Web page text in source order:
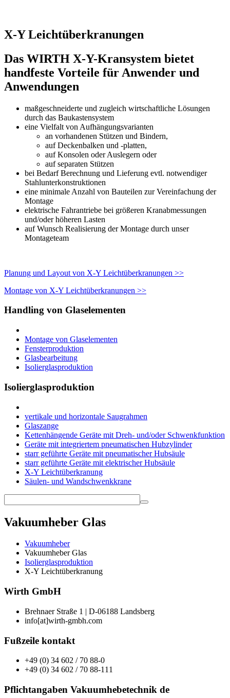
X-Y Leichtüberkranungen
Das WIRTH X-Y-Kransystem bietet
handfeste Vorteile für Anwender und
Anwendungen
maßgeschneiderte und zugleich wirtschaftliche Lösungen
durch das Baukastensystem
eine Vielfalt von Aufhängungsvarianten
an vorhandenen Stützen und Bindern,
auf Deckenbalken und -platten,
auf Konsolen oder Auslegern oder
auf separaten Stützen
bei Bedarf Berechnung und Lieferung evtl. notwendiger
Stahlunterkonstruktionen
eine minimale Anzahl von Bauteilen zur Vereinfachung der
Montage
elektrische Fahrantriebe bei größeren Kranabmessungen
und/oder höheren Lasten
auf Wunsch Realisierung der Montage durch unser
Montageteam
Planung und Layout von X-Y Leichtüberkranungen >>
Montage von X-Y Leichtüberkranungen >>
Handling von Glaselementen
Montage von Glaselementen
Fensterproduktion
Glasbearbeitung
Isolierglasproduktion
Isolierglasproduktion
vertikale und horizontale Saugrahmen
Glaszange
Kettenhängende Geräte mit Dreh- und/oder Schwenkfunktion
Geräte mit integriertem pneumatischen Hubzylinder
starr geführte Geräte mit pneumatischer Hubsäule
starr geführte Geräte mit elektrischer Hubsäule
X-Y Leichtüberkranung
Säulen- und Wandschwenkkrane
Vakuumheber Glas
Vakuumheber
Vakuumheber Glas
Isolierglasproduktion
X-Y Leichtüberkranung
Wirth GmbH
Brehnaer Straße 1 | D-06188 Landsberg
info[at]wirth-gmbh.com
Fußzeile kontakt
+49 (0) 34 602 / 70 88-0
+49 (0) 34 602 / 70 88-111
Pflichtangaben Vakuumhebetechnik de